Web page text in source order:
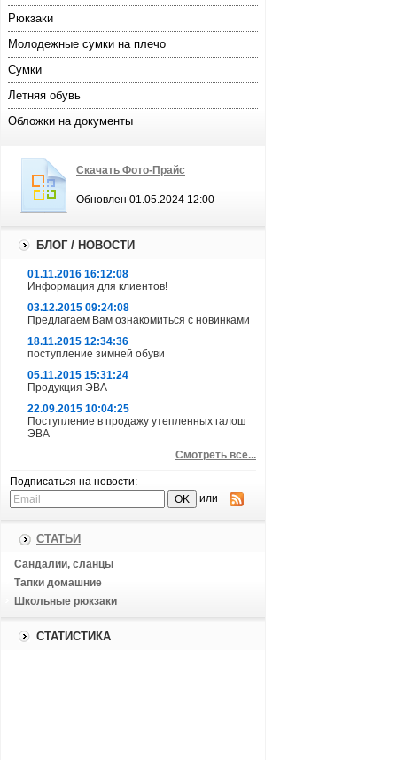
Рюкзаки
Молодежные сумки на плечо
Сумки
Летняя обувь
Обложки на документы
Скачать Фото-Прайс
Обновлен 01.05.2024 12:00
БЛОГ / НОВОСТИ
01.11.2016 16:12:08
Информация для клиентов!
03.12.2015 09:24:08
Предлагаем Вам ознакомиться с новинками
18.11.2015 12:34:36
поступление зимней обуви
05.11.2015 15:31:24
Продукция ЭВА
22.09.2015 10:04:25
Поступление в продажу утепленных галош
ЭВА
Смотреть все...
Подписаться на новости:
или
СТАТЬИ
Сандалии, сланцы
Тапки домашние
Школьные рюкзаки
СТАТИСТИКА